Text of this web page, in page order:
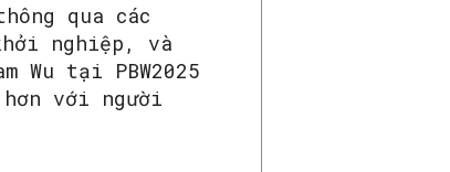
qua các
nghiệp, và
tại PBW2025
với người